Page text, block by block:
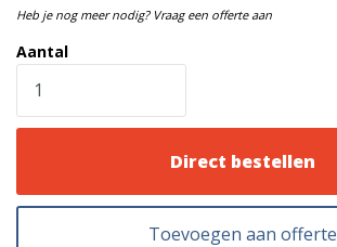
Aantal
Heb je nog meer nodig? Vraag een offerte aan
Direct bestellen
Toevoegen aan offerte